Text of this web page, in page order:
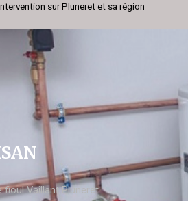
sur Pluneret et sa région
fioul Vaillant Pluneret